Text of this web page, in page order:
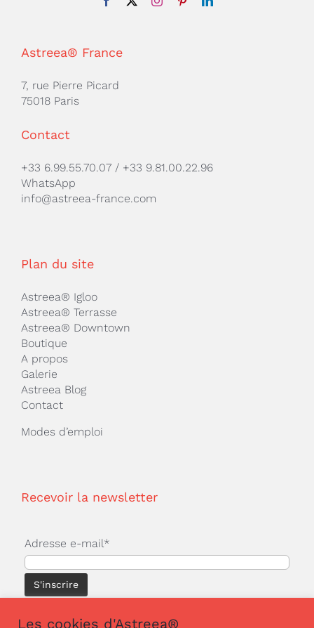
Astreea® France
7, rue Pierre Picard
75018 Paris
Contact
+33 6.99.55.70.07/ +33 9.81.00.22.96
WhatsApp
info@astreea-france.com
Plan du site
Astreea® Igloo
Astreea® Terrasse
Astreea® Downtown
Boutique
A propos
Galerie
Astreea Blog
Contact
Modes d’emploi
Recevoir la newsletter
Adresse e-mail*
Les cookies d'Astreea®